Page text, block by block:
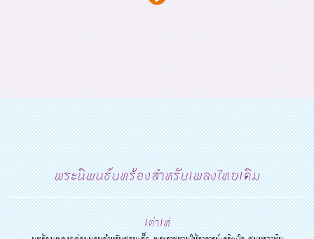
พระนิพนธ์บทร้องสำหรับเพลงไทยเดิม
เต่าเห่